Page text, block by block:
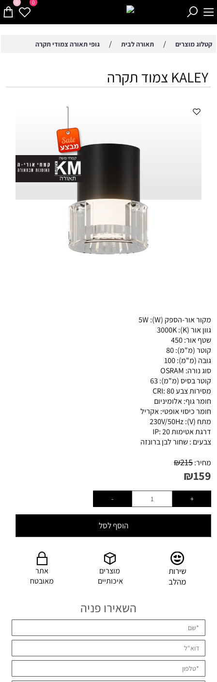
0 0
קטלוג מוצרים / תאורה לבית / גופי תאורה צמודי תקרה
KALEY צמוד תקרה
מקור אור-הספק (W):
5W
גוון אור (K):
3000K
שטף אור:450
קוטר (מ"מ):80
גובה (מ"מ):100
סוג נורה: OSRAM
קוטר בסיס (מ"מ): 63
מסירות צבע CRI:80
חומר גוף:אלומיניום
חומר כיסוי אופטי:אקריל
מתח (V):
230V/50Hz
דרגת אטימות IP:20
צבעים : שחור לבן ברונזה
מחיר: ₪215
₪159
הוסף לסל
שירות
מהלב
מוצרים
איכותיים
אתר
מאובטח
השאירו פניה